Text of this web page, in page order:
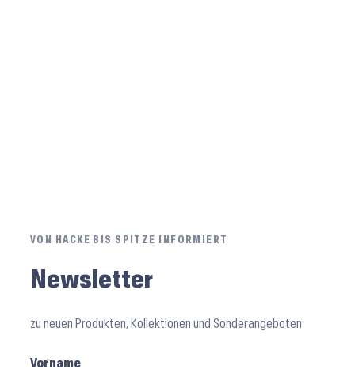
VON HACKE BIS SPITZE INFORMIERT
Newsletter
zu neuen Produkten, Kollektionen und Sonderangeboten
Vorname